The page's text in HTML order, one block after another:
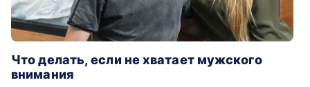
Что делать, если не хватает мужского
внимания